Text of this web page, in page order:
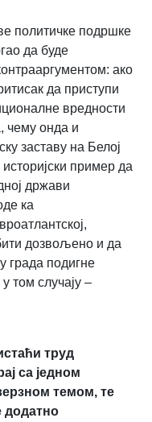
политичке подршке
да буде
ако
да приступи
вредности
чему онда и
заставу на Белој
пример да
држави
ка
дозвољено и да
града подигне
том случају –
труд
са једном
темом, те
додатно